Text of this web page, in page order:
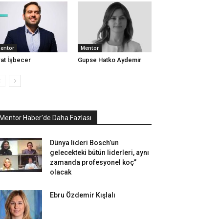
İşbecer
Mentor
Gupse Hatko Aydemir
Haber'de Daha Fazlası
Dünya lideri Bosch’un
gelecekteki bütün liderleri, aynı
zamanda profesyonel koç”
olacak
Ebru Özdemir Kışlalı